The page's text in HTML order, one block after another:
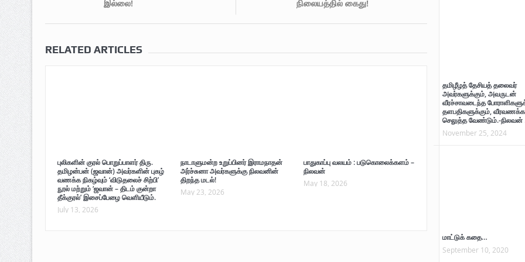
இல்லை! நிலையத்தில் கைது!
RELATED ARTICLES
புலிகளின் குரல் பொறுப்பாளர் திரு.
தமிழன்பன் (ஜவான்) அவர்களின் புகழ்
வணக்க நிகழ்வும் ‘விடுதலைச் சிற்பி’
நூல் மற்றும் ‘ஜவான் – திடம் குன்றா
தீக்குரல்’ இசைப்பேழை வெளியீடும்.
July 13, 2026
நாடாளுமன்ற உறுப்பினர் இராமநாதன்
அர்ச்சுனா அவர்களுக்கு நிலவனின்
திறந்த மடல்!
May 23, 2026
பாதுகாப்பு வலயம் : படுகொலைக்களம் –
நிலவன்
May 18, 2026
தமிழீழத் தேசியத் தலைவர்
அவர்களுக்கும், அவருடன்
வீரச்சாவடைந்த
தளபதிகளுக்கும்,
செலுத்த வேண்டும்.-நிலவன்
November 25, 2024
மாட்டுக் கதை…
September 10, 2020